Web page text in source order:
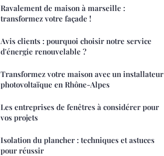
Ravalement de maison à marseille :
transformez votre façade !
Avis clients : pourquoi choisir notre service
d'énergie renouvelable ?
Transformez votre maison avec un installateur
photovoltaïque en Rhône-Alpes
Les entreprises de fenêtres à considérer pour
vos projets
Isolation du plancher : techniques et astuces
pour réussir